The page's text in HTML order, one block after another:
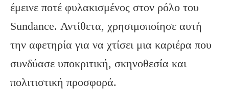
έμεινε ποτέ φυλακισμένος στον ρόλο του
Sundance. Αντίθετα, χρησιμοποίησε αυτή
την αφετηρία για να χτίσει μια καριέρα που
συνδύασε υποκριτική, σκηνοθεσία και
πολιτιστική προσφορά.